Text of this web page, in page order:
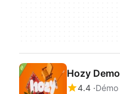
Hozy Demo
4.4 Démo